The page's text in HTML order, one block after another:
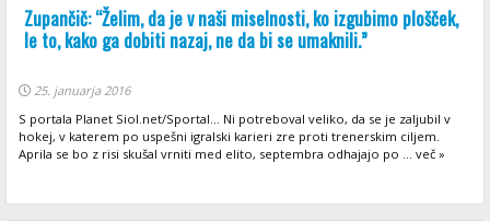
Zupančič: “Želim, da je v naši miselnosti, ko izgubimo plošček,
le to, kako ga dobiti nazaj, ne da bi se umaknili.”
25. januarja 2016
S portala Planet Siol.net/Sportal... Ni potreboval veliko, da se je zaljubil v
hokej, v katerem po uspešni igralski karieri zre proti trenerskim ciljem.
Aprila se bo z risi skušal vrniti med elito, septembra odhajajo po ... več »